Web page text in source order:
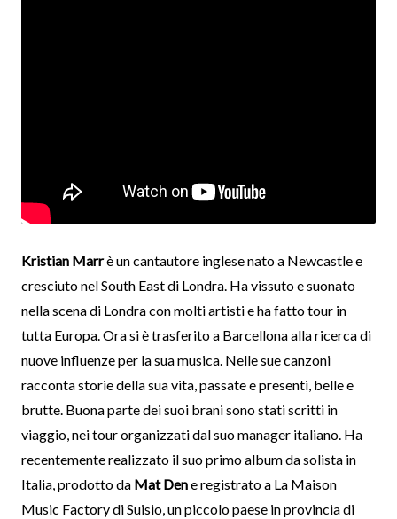
Kristian Marrè un cantautore inglese nato a Newcastle e
cresciuto nel South East di Londra. Ha vissuto e suonato
nella scena di Londra con molti artisti e ha fatto tour in
tutta Europa. Ora si è trasferito a Barcellona alla ricerca di
nuove influenze per la sua musica. Nelle sue canzoni
racconta storie della sua vita, passate e presenti, belle e
brutte. Buona parte dei suoi brani sono stati scritti in
viaggio, nei tour organizzati dal suo manager italiano. Ha
recentemente realizzato il suo primo album da solista in
Italia, prodotto da Mat Dene registrato a La Maison
Music Factory di Suisio, un piccolo paese in provincia di